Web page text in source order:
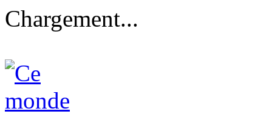
Chargement...